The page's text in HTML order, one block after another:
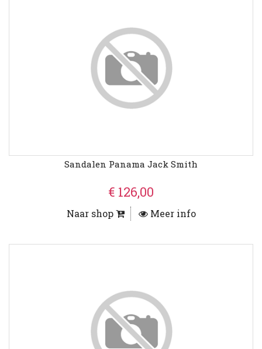
Sandalen Panama Jack Smith
€ 126,00
Naar shop Meer info